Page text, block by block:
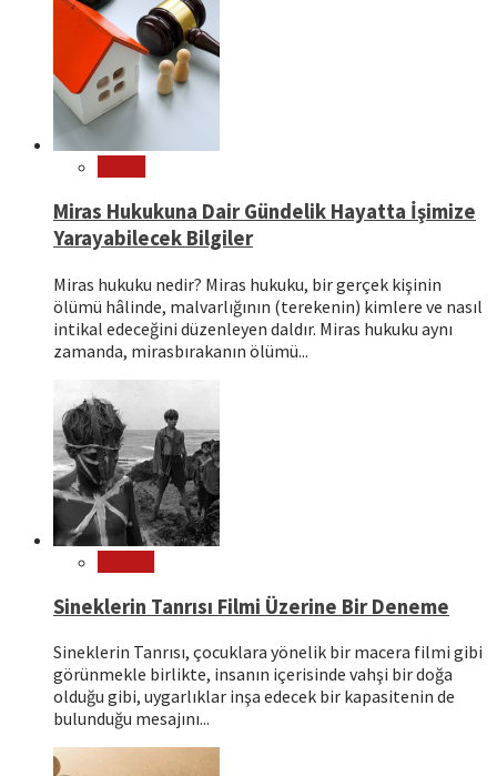
Miras Hukukuna Dair Gündelik Hayatta İşimize
Yarayabilecek Bilgiler
Miras hukuku nedir? Miras hukuku, bir gerçek kişinin
ölümü hâlinde, malvarlığının (terekenin) kimlere ve nasıl
intikal edeceğini düzenleyen daldır. Miras hukuku aynı
zamanda, mirasbırakanın ölümü...
Sineklerin Tanrısı Filmi Üzerine Bir Deneme
Sineklerin Tanrısı, çocuklara yönelik bir macera filmi gibi
görünmekle birlikte, insanın içerisinde vahşi bir doğa
olduğu gibi, uygarlıklar inşa edecek bir kapasitenin de
bulunduğu mesajını...